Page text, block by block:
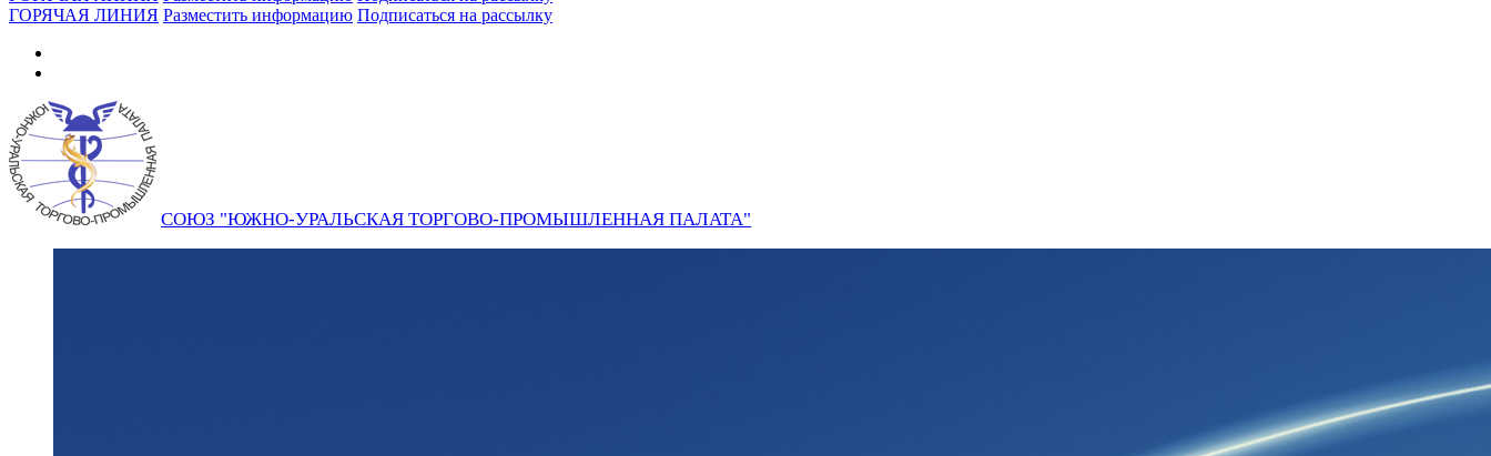
ГОРЯЧАЯ ЛИНИЯ Разместить информацию Подписаться на рассылку
СОЮЗ "ЮЖНО-УРАЛЬСКАЯ ТОРГОВО-ПРОМЫШЛЕННАЯ ПАЛАТА"